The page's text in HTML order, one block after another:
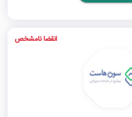
انقضا نامشخص